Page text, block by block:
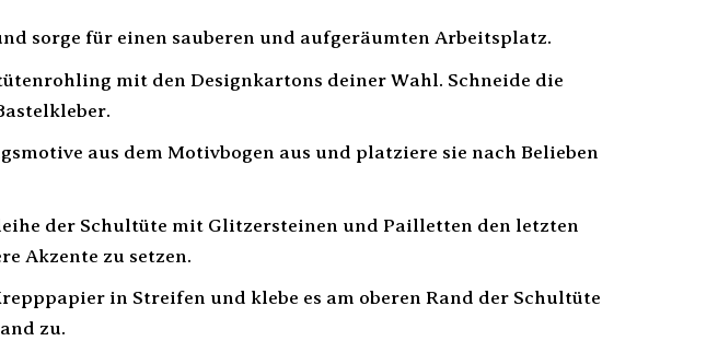
sorge für einen sauberen und aufgeräumten Arbeitsplatz.
mit den Designkartons deiner Wahl. Schneide die
aus dem Motivbogen aus und platziere sie nach Belieben
der Schultüte mit Glitzersteinen und Pailletten den letzten
Akzente zu setzen.
in Streifen und klebe es am oberen Rand der Schultüte
zu.